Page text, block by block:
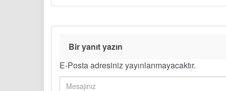
Bir yanıt yazın
E-Posta adresiniz yayınlanmayacaktır.